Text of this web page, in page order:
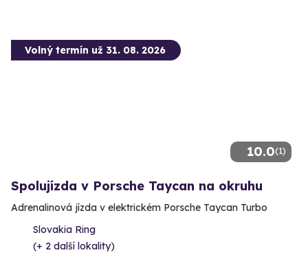
10.0(1)
Volný termín už 31. 08. 2026
Spolujízda v Porsche Taycan na okruhu
Adrenalinová jízda v elektrickém Porsche Taycan Turbo
Slovakia Ring
(+ 2 další lokality)